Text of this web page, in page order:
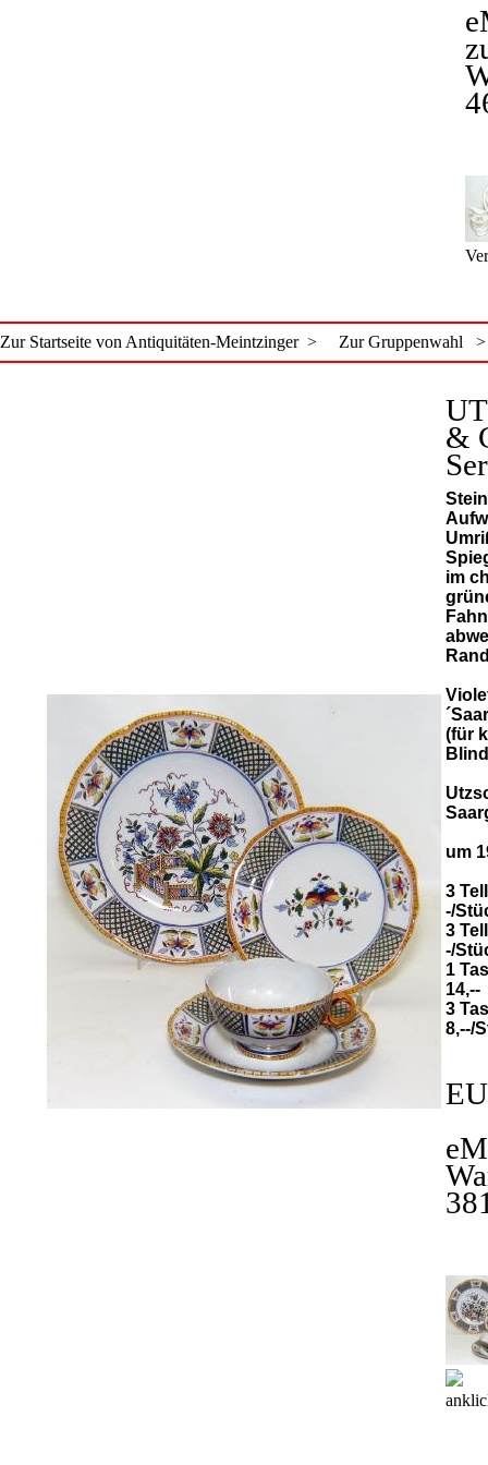
Zur Startseite von Antiquitäten-Meintzinger > Zur Gruppenwahl >
&
im
(für
um
3
-/
3
-/
1
14,--
3
8,--/